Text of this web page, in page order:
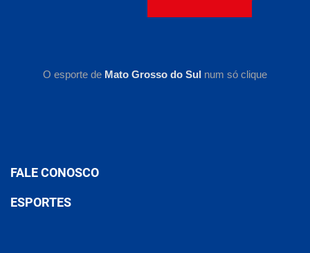
O esporte de Mato Grosso do Sul num só clique
FALE CONOSCO
ESPORTES